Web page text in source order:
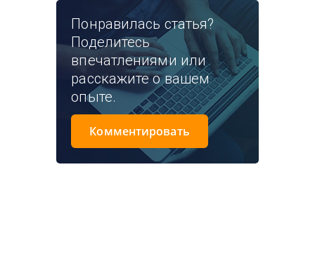
Понравилась статья?
Поделитесь
впечатлениями или
расскажите о вашем
опыте.
Комментировать